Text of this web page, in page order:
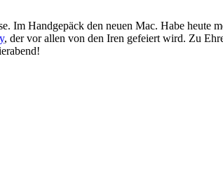
Im Handgepäck den neuen Mac. Habe
, der vor allen von den Iren gefeiert wird. Zu